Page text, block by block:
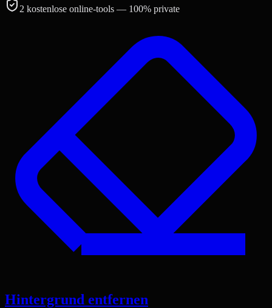
2 kostenlose online-tools — 100% private
Hintergrund entfernen